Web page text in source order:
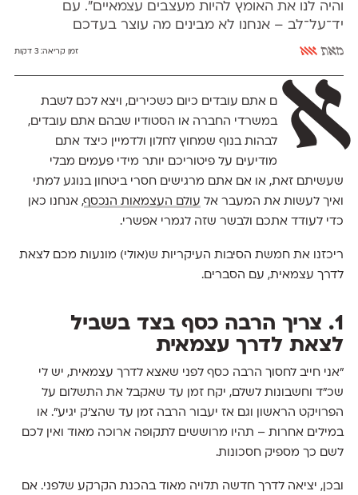
והיה לנו את האומץ להיות מעצבים עצמאיים". עם
יד־על־לב – אנחנו לא מבינים מה עוצר בעדכם
מאת אאא זמן קריאה:3 דקות
א
ם אתם עובדים כיום כשכירים, ויצא לכם לשבת
במשרדי החברה או הסטודיו שבהם אתם עובדים,
לבהות בנוף שמחוץ לחלון ולדמיין כיצד אתם
מודיעים על פיטוריכם יותר מידי פעמים מבלי
שעשיתם זאת, או אם אתם מרגישים חסרי ביטחון בנוגע למתי
ואיך לעשות את המעבר אל עולם העצמאות הנכסף, אנחנו כאן
כדי לעודד אתכם ולבשר שזה לגמרי אפשרי.
ריכזנו את חמשת הסיבות העיקריות ש(אולי) מונעות מכם לצאת
לדרך עצמאית, עם הסברים.
1. צריך הרבה כסף בצד בשביל
לצאת לדרך עצמאית
"אני חייב לחסוך הרבה כסף לפני שאצא לדרך עצמאית, יש לי
שכ"ד וחשבונות לשלם, יקח זמן עד שאקבל את התשלום על
הפרויקט הראשון וגם אז יעבור הרבה זמן עד שהצ'ק יגיע". או
במילים אחרות – תהיו מרוששים לתקופה ארוכה מאוד ואין לכם
לשם כך מספיק חסכונות.
ובכן, יציאה לדרך חדשה תלויה מאוד בהכנת הקרקע שלפני. אם